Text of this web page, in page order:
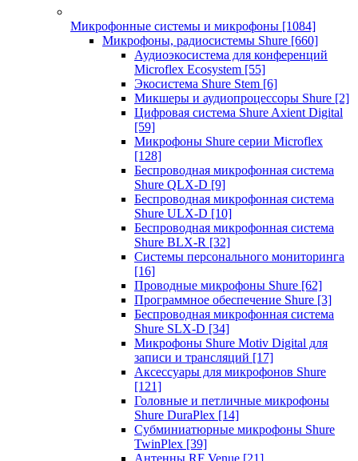
Микрофонные системы и микрофоны [1084]
Микрофоны, радиосистемы Shure [660]
Аудиоэкосистема для конференций
Microflex Ecosystem [55]
Экосистема Shure Stem [6]
Микшеры и аудиопроцессоры Shure [2]
Цифровая система Shure Axient Digital
[59]
Микрофоны Shure серии Microflex
[128]
Беспроводная микрофонная система
Shure QLX-D [9]
Беспроводная микрофонная система
Shure ULX-D [10]
Беспроводная микрофонная система
Shure BLX-R [32]
Системы персонального мониторинга
[16]
Проводные микрофоны Shure [62]
Программное обеспечение Shure [3]
Беспроводная микрофонная система
Shure SLX-D [34]
Микрофоны Shure Motiv Digital для
записи и трансляций [17]
Аксессуары для микрофонов Shure
[121]
Головные и петличные микрофоны
Shure DuraPlex [14]
Субминиатюрные микрофоны Shure
TwinPlex [39]
Антенны RF Venue [21]